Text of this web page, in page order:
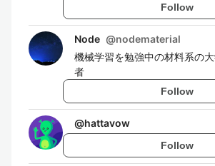
Follow
Node @nodematerial
機械学習を勉強中の材料系の
者
Follow
@hattavow
Follow